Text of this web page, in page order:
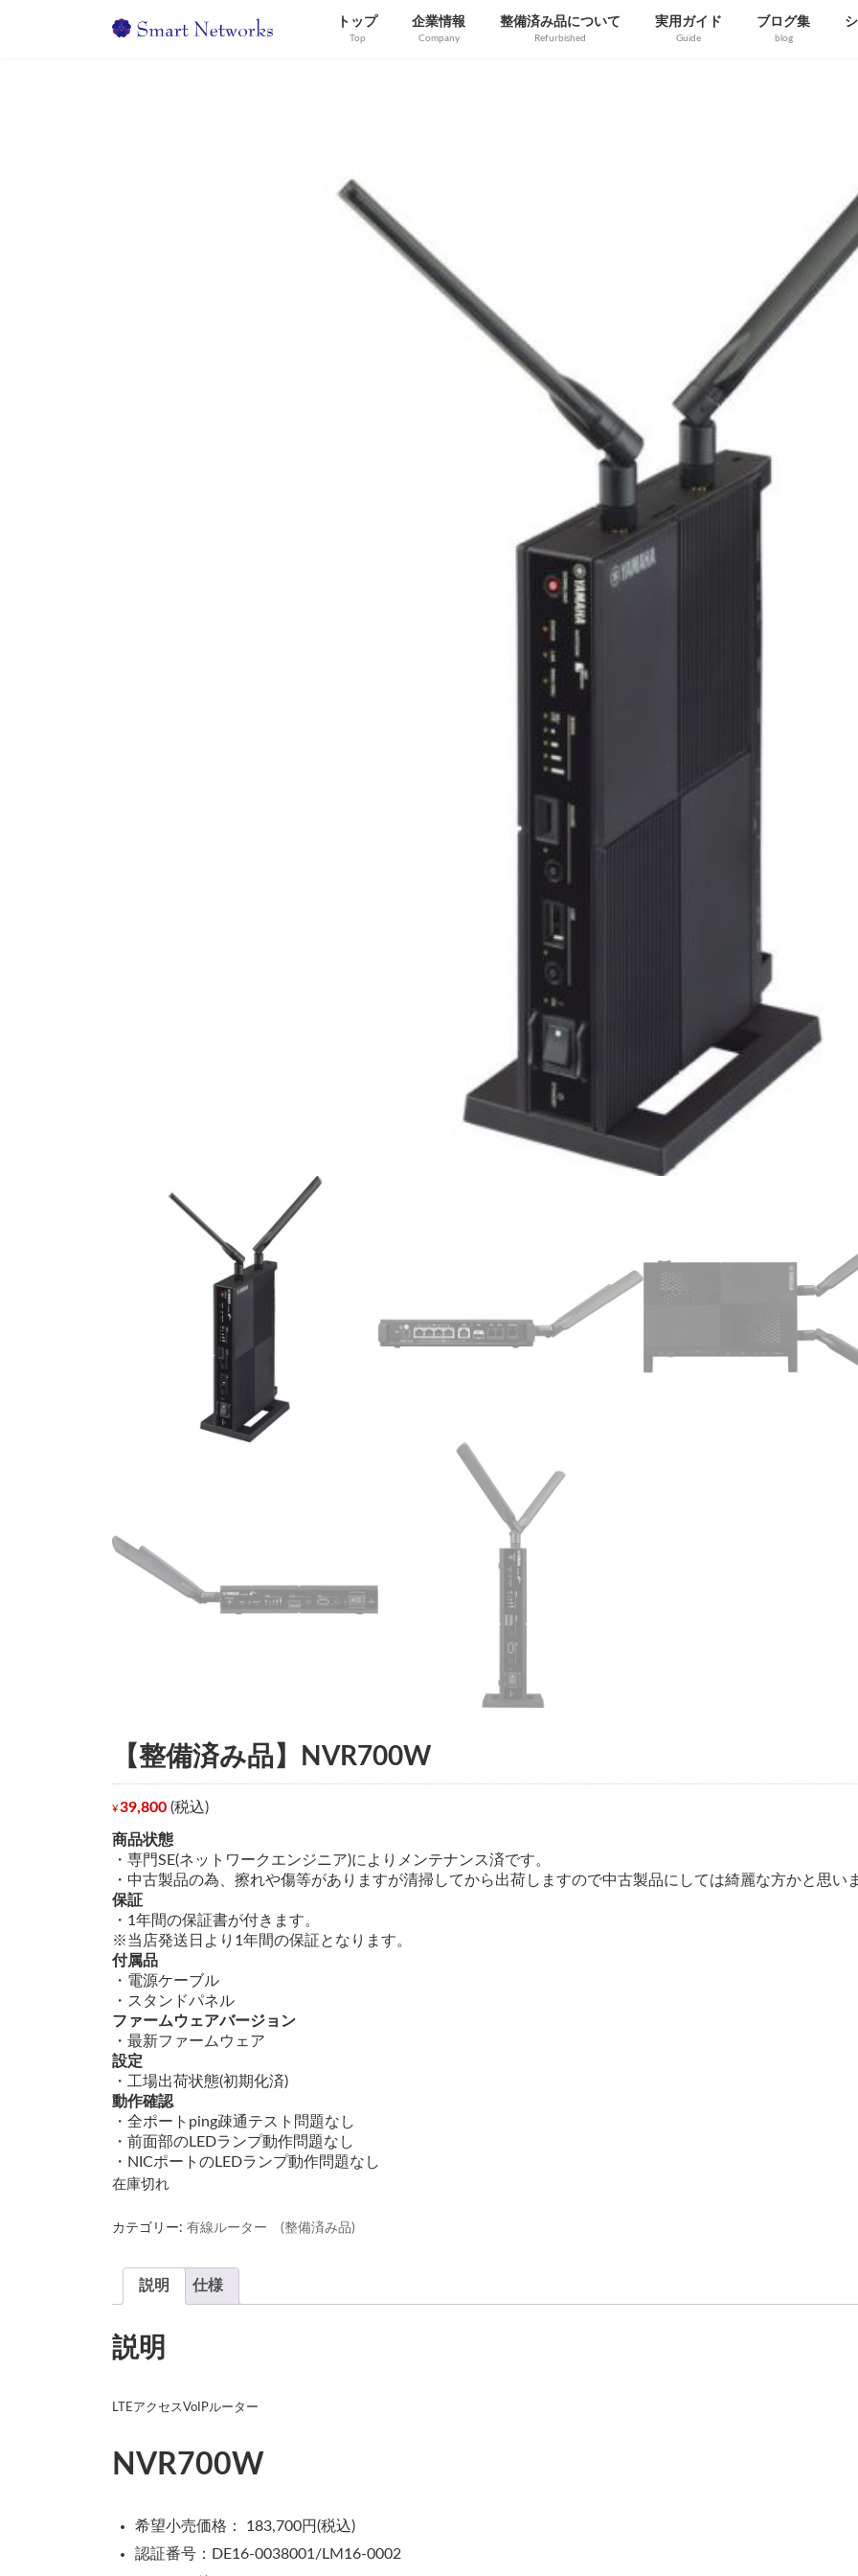
トップ
Top
企業情報
Company
整備済み品について
Refurbished
実用ガイド
Guide
ブログ集
blog
【整備済み品】NVR700W
¥ 39,800 (税込)
商品状態
・専門SE(ネットワークエンジニア)によりメンテナンス済です。
・中古製品の為、擦れや傷等がありますが清掃してから出荷しますので中古製品にしては綺麗な方かと思い
保証
・1年間の保証書が付きます。
※当店発送日より1年間の保証となります。
付属品
・電源ケーブル
・スタンドパネル
ファームウェアバージョン
・最新ファームウェア
設定
・工場出荷状態(初期化済)
動作確認
・全ポートping疎通テスト問題なし
・前面部のLEDランプ動作問題なし
・NICポートのLEDランプ動作問題なし
在庫切れ
カテゴリー: 有線ルーター (整備済み品)
説明 仕様
説明
LTEアクセスVoIPルーター
NVR700W
希望小売価格： 183,700円(税込)
認証番号：DE16-0038001/LM16-0002